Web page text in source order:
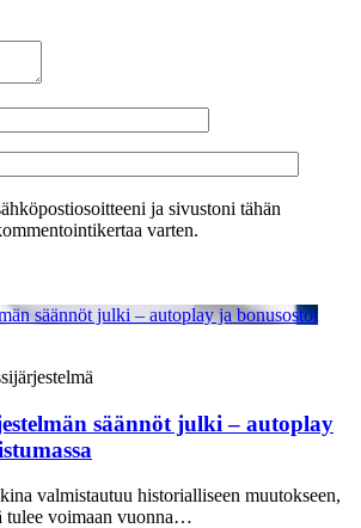
ja sivustoni tähän
varten.
säännöt julki – autoplay ja bonusostot
säännöt julki – autoplay
valmistautuu historialliseen muutokseen,
tulee voimaan vuonna…